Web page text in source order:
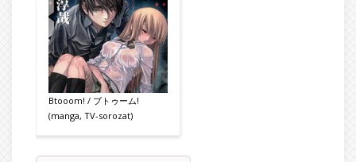
Btooom! / ブトゥーム!
(manga, TV-sorozat)